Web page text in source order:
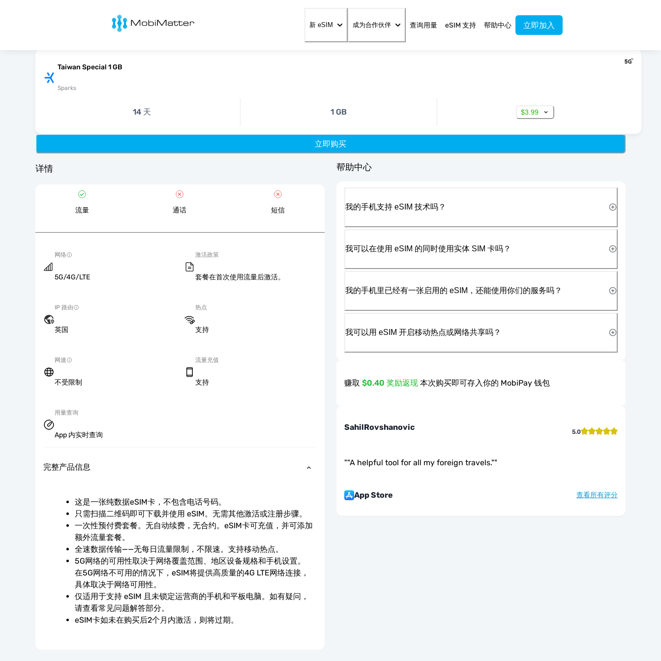
MobiMatter
新 eSIM 成为合作伙伴 查询用量 eSIM 支持 帮助中心 立即加入
Taiwan Special 1 GB
Sparks
14 天 1 GB $3.99
立即购买
详情
流量 通话 短信
网络
5G/4G/LTE
激活政策
套餐在首次使用流量后激活。
IP 路由
英国
热点
支持
网速
不受限制
流量充值
支持
用量查询
App 内实时查询
完整产品信息
这是一张纯数据eSIM卡，不包含电话号码。
只需扫描二维码即可下载并使用 eSIM。无需其他激活或注册步骤。
一次性预付费套餐。无自动续费，无合约。eSIM卡可充值，并可添加
额外流量套餐。
全速数据传输——无每日流量限制，不限速。支持移动热点。
5G网络的可用性取决于网络覆盖范围、地区设备规格和手机设置。
在5G网络不可用的情况下，eSIM将提供高质量的4G LTE网络连接，
具体取决于网络可用性。
仅适用于支持 eSIM 且未锁定运营商的手机和平板电脑。如有疑问，
请查看常见问题解答部分。
eSIM卡如未在购买后2个月内激活，则将过期。
帮助中心
我的手机支持 eSIM 技术吗？
我可以在使用 eSIM 的同时使用实体 SIM 卡吗？
我的手机里已经有一张启用的 eSIM，还能使用你们的服务吗？
我可以用 eSIM 开启移动热点或网络共享吗？
赚取 $0.40 奖励返现 本次购买即可存入你的 MobiPay 钱包
SahilRovshanovic 5.0
""A helpful tool for all my foreign travels.""
App Store 查看所有评分